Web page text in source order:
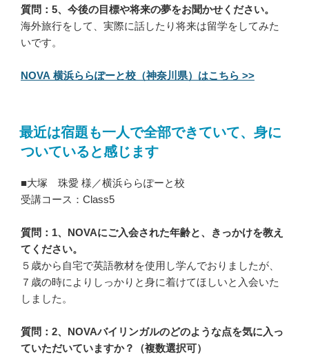
質問：5、今後の目標や将来の夢をお聞かせください。
海外旅行をして、実際に話したり将来は留学をしてみた
いです。
NOVA 横浜ららぽーと校（神奈川県）はこちら >>
最近は宿題も一人で全部できていて、身に
ついていると感じます
■大塚 珠愛 様／横浜ららぽーと校
受講コース：Class5
質問：1、NOVAにご入会された年齢と、きっかけを教え
てください。
５歳から自宅で英語教材を使用し学んでおりましたが、
７歳の時によりしっかりと身に着けてほしいと入会いた
しました。
質問：2、NOVAバイリンガルのどのような点を気に入っ
ていただいていますか？（複数選択可）